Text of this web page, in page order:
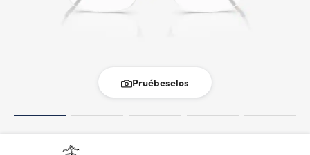
Pruébeselos